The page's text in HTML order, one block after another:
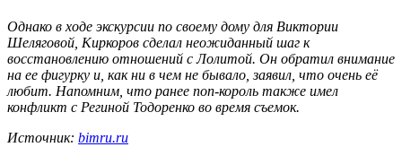
Однако в ходе экскурсии по своему дому для Виктории
Шеляговой, Киркоров сделал неожиданный шаг к
восстановлению отношений с Лолитой. Он обратил внимание
на ее фигурку и, как ни в чем не бывало, заявил, что очень её
любит. Напомним, что ранее поп-король также имел
конфликт с Региной Тодоренко во время съемок.
Источник: bimru.ru